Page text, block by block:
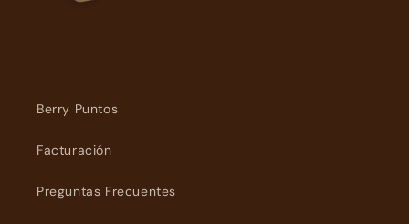
Berry Puntos
Facturación
Preguntas Frecuentes